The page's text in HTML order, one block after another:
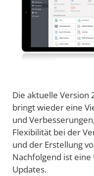
Die aktuelle Version
bringt wieder eine
und
Flexibilität bei der
und der Erstellung
Nachfolgend ist
Updates.